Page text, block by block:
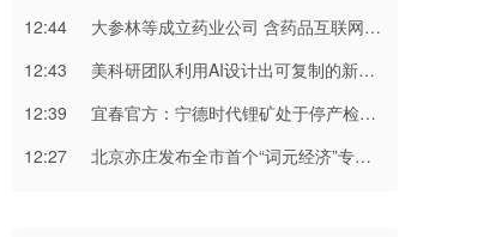
12:44
大参林等成立药业公司 含药品互联网信息服务业务
12:43
美科研团队利用AI设计出可复制的新型噬菌体
12:39
宜春官方：宁德时代锂矿处于停产检修状态
12:27
北京亦庄发布全市首个“词元经济”专项政策